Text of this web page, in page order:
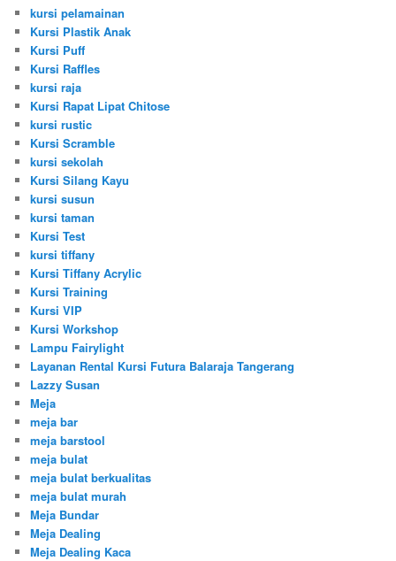
kursi pelamainan
Kursi Plastik Anak
Kursi Puff
Kursi Raffles
kursi raja
Kursi Rapat Lipat Chitose
kursi rustic
Kursi Scramble
kursi sekolah
Kursi Silang Kayu
kursi susun
kursi taman
Kursi Test
kursi tiffany
Kursi Tiffany Acrylic
Kursi Training
Kursi VIP
Kursi Workshop
Lampu Fairylight
Layanan Rental Kursi Futura Balaraja Tangerang
Lazzy Susan
Meja
meja bar
meja barstool
meja bulat
meja bulat berkualitas
meja bulat murah
Meja Bundar
Meja Dealing
Meja Dealing Kaca